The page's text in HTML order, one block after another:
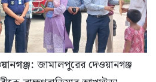
জামালপুরের দেওয়ানগঞ্জ